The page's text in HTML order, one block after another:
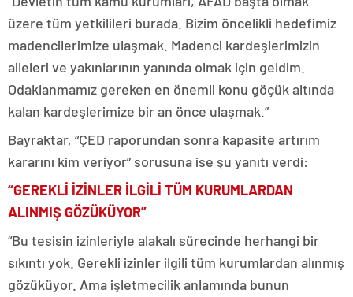
üzere tüm yetkilileri burada. Bizim öncelikli hedefimiz
madencilerimize ulaşmak. Madenci kardeşlerimizin
aileleri ve yakınlarının yanında olmak için geldim.
Odaklanmamız gereken en önemli konu göçük altında
kalan kardeşlerimize bir an önce ulaşmak.”
Bayraktar, “ÇED raporundan sonra kapasite artırım
kararını kim veriyor” sorusuna ise şu yanıtı verdi:
“GEREKLİ İZİNLER İLGİLİ TÜM KURUMLARDAN
ALINMIŞ GÖZÜKÜYOR”
“Bu tesisin izinleriyle alakalı sürecinde herhangi bir
sıkıntı yok. Gerekli izinler ilgili tüm kurumlardan alınmış
gözüküyor. Ama işletmecilik anlamında bunun